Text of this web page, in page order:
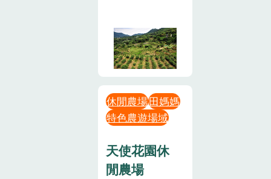
休閒農場田媽媽
特色農遊場域
天使花園休
閒農場